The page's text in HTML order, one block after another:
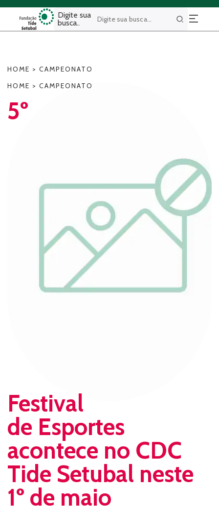
Digite sua
busca..
Buscar
HOME > CAMPEONATO
HOME > CAMPEONATO
5º
Festival
de Esportes
acontece no CDC
Tide Setubal neste
1º de maio